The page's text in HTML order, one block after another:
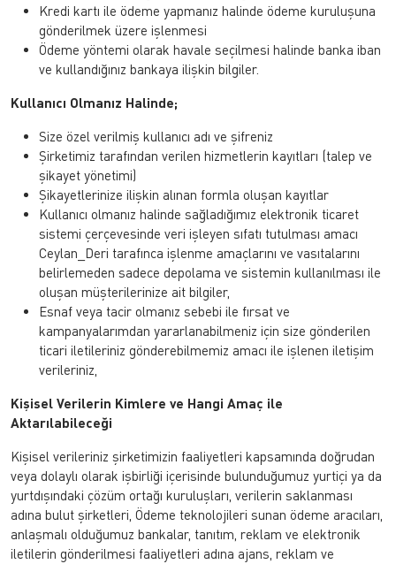
Kredi kartı ile ödeme yapmanız halinde ödeme kuruluşuna
gönderilmek üzere işlenmesi
Ödeme yöntemi olarak havale seçilmesi halinde banka iban
ve kullandığınız bankaya ilişkin bilgiler.
Kullanıcı Olmanız Halinde;
Size özel verilmiş kullanıcı adı ve şifreniz
Şirketimiz tarafından verilen hizmetlerin kayıtları (talep ve
şikayet yönetimi)
Şikayetlerinize ilişkin alınan formla oluşan kayıtlar
Kullanıcı olmanız halinde sağladığımız elektronik ticaret
sistemi çerçevesinde veri işleyen sıfatı tutulması amacı
Ceylan_Deri tarafınca işlenme amaçlarını ve vasıtalarını
belirlemeden sadece depolama ve sistemin kullanılması ile
oluşan müşterilerinize ait bilgiler,
Esnaf veya tacir olmanız sebebi ile fırsat ve
kampanyalarımdan yararlanabilmeniz için size gönderilen
ticari iletileriniz gönderebilmemiz amacı ile işlenen iletişim
verileriniz,
Kişisel Verilerin Kimlere ve Hangi Amaç ile
Aktarılabileceği
Kişisel verileriniz şirketimizin faaliyetleri kapsamında doğrudan
veya dolaylı olarak işbirliği içerisinde bulunduğumuz yurtiçi ya da
yurtdışındaki çözüm ortağı kuruluşları, verilerin saklanması
adına bulut şirketleri, Ödeme teknolojileri sunan ödeme aracıları,
anlaşmalı olduğumuz bankalar, tanıtım, reklam ve elektronik
iletilerin gönderilmesi faaliyetleri adına ajans, reklam ve